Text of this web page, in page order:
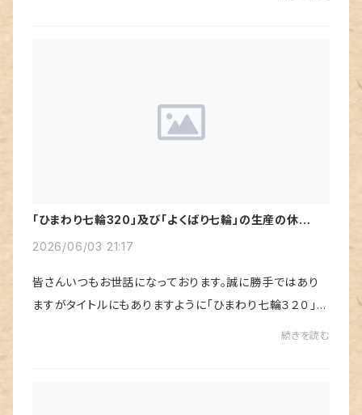
「ひまわり七輪320」及び「よくばり七輪」の生産の休止に
2026/06/03 21:17
皆さんいつもお世話になっております。誠に勝手ではあり
ますがタイトルにもありますように「ひまわり七輪３２０」と
続きを読む